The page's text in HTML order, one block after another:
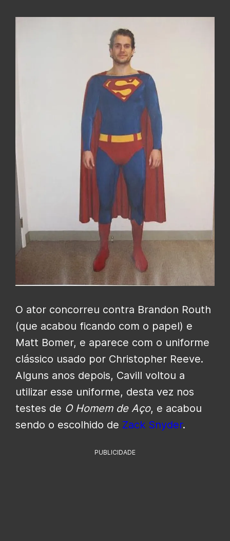
O ator concorreu contra Brandon Routh
(que acabou ficando com o papel) e
Matt Bomer, e aparece com o uniforme
clássico usado por Christopher Reeve.
Alguns anos depois, Cavill voltou a
utilizar esse uniforme, desta vez nos
testes de O Homem de Aço, e acabou
sendo o escolhido de Zack Snyder.
PUBLICIDADE